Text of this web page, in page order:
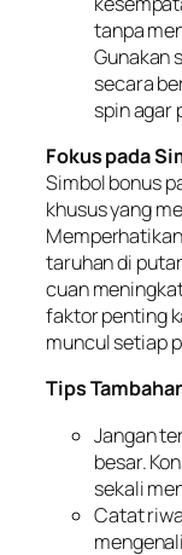
tanpa
Gunakan
secara
spin agar
Fokus pada
Simbol bonus
khusus yang
taruhan di
cuan
faktor penting
muncul setiap
Tips
Jangan
besar.
sekali
Catat